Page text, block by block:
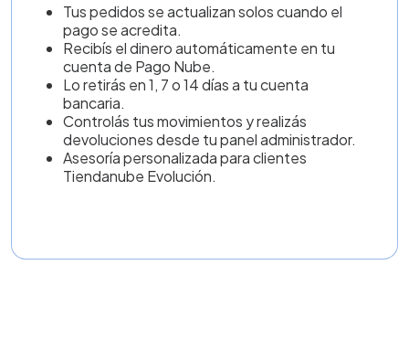
Tus pedidos se actualizan solos cuando el
pago se acredita.
Recibís el dinero automáticamente en tu
cuenta de Pago Nube.
Lo retirás en 1, 7 o 14 días a tu cuenta
bancaria.
Controlás tus movimientos y realizás
devoluciones desde tu panel administrador.
Asesoría personalizada para clientes
Tiendanube Evolución.